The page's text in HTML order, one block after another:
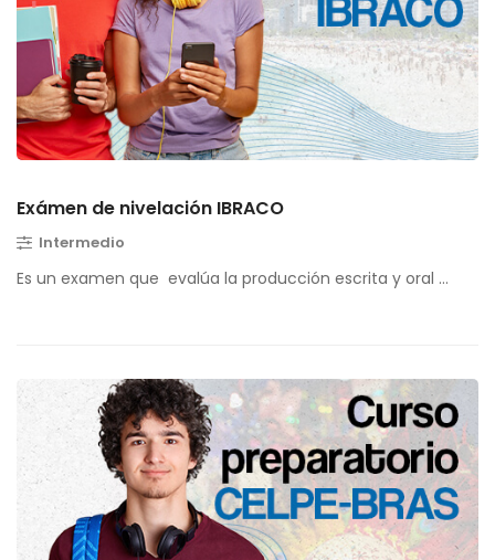
Exámen de nivelación IBRACO
Intermedio
Es un examen que evalúa la producción escrita y oral …